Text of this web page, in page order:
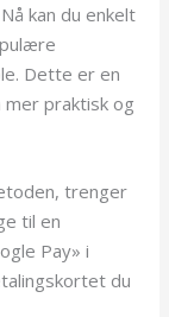
kan du enkelt
Dette er en
mer praktisk og
trenger
til en
Pay» i
du